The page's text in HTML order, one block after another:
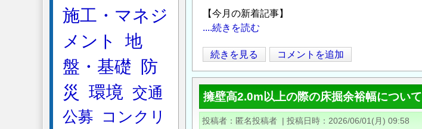
【今月の新着記事】
....続きを読む
今
月
の
新
着
続きを見る コメントを追加
擁壁高2.0m以上の際の床掘余裕幅について
投稿者 匿名投稿者 | 投稿日時
2026/06/01(月) 09:58
施工・マネジ
メント
地
盤・基礎
防
災
環境 交通
公募
コンクリ